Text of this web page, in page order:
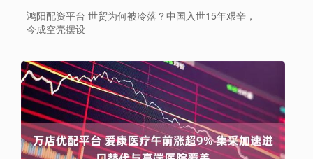
鸿阳配资平台 世贸为何被冷落？中国入世15年艰辛，
今成空壳摆设